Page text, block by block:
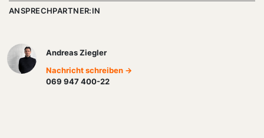
ANSPRECHPARTNER:IN
Andreas Ziegler
Nachricht schreiben →
069 947 400-22